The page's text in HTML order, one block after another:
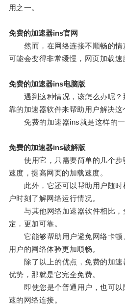
用之一。
免费的加速器ins官网
然而，在网络连接不顺畅的情
可能会变得非常缓慢，网页加载速
免费的加速器ins电脑版
遇到这种情况，该怎么办呢？
靠的加速器软件来帮助用户解决这
免费的加速器ins就是这样的一
免费的加速器ins破解版
使用它，只需要简单的几个步
速度，提高网页的加载速度。
此外，它还可以帮助用户随时
户时刻了解网络运行情况。
与其他网络加速器软件相比，
定，更加可靠。
它能够帮助用户避免网络卡顿
用户的网络体验更加顺畅。
除了以上的优点，免费的加速
优势，那就是它完全免费。
即使您是个普通用户，也可以
速的网络连接。